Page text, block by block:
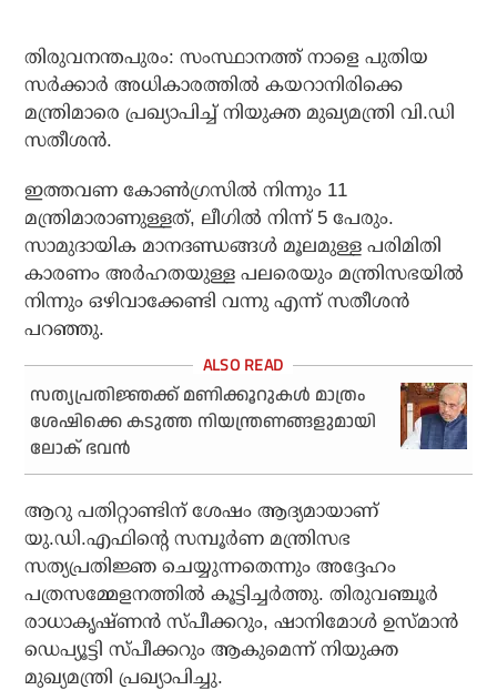
തിരുവനന്തപുരം: സംസ്ഥാനത്ത് നാളെ പുതിയ
സർക്കാർ അധികാരത്തിൽ കയറാനിരിക്കെ
മന്ത്രിമാരെ പ്രഖ്യാപിച്ച് നിയുക്ത മുഖ്യമന്ത്രി വി.ഡി
സതീശൻ.
ഇത്തവണ കോൺഗ്രസിൽ നിന്നും 11
മന്ത്രിമാരാണുള്ളത്, ലീഗിൽ നിന്ന് 5 പേരും.
സാമുദായിക മാനദണ്ഡങ്ങൾ മൂലമുള്ള പരിമിതി
കാരണം അർഹതയുള്ള പലരെയും മന്ത്രിസഭയിൽ
നിന്നും ഒഴിവാക്കേണ്ടി വന്നു എന്ന് സതീശൻ
പറഞ്ഞു.
സത്യപ്രതിജ്ഞക്ക് മണിക്കൂറുകൾ മാത്രം
ശേഷിക്കെ കടുത്ത നിയന്ത്രണങ്ങളുമായി
ലോക് ഭവൻ
ആറു പതിറ്റാണ്ടിന് ശേഷം ആദ്യമായാണ്
യു.ഡി.എഫിന്റെ സമ്പൂർണ മന്ത്രിസഭ
സത്യപ്രതിജ്ഞ ചെയ്യുന്നതെന്നും അദ്ദേഹം
പത്രസമ്മേളനത്തിൽ കൂട്ടിച്ചർത്തു. തിരുവഞ്ചൂർ
രാധാകൃഷ്ണൻ സ്‌പീക്കറും, ഷാനിമോൾ ഉസ്മാൻ
ഡെപ്യൂട്ടി സ്‌പീക്കറും ആകുമെന്ന് നിയുക്ത
മുഖ്യമന്ത്രി പ്രഖ്യാപിച്ചു.